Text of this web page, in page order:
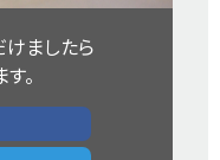
ましたら​
。​